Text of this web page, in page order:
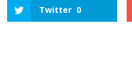
Twitter 0